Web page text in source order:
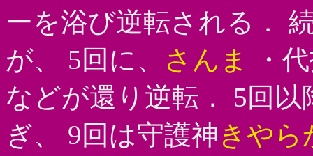
ーを浴び逆転される．
が、 5回に、
さんま
・
などが還り逆転． 5回
ぎ、 9回は守護神きやら